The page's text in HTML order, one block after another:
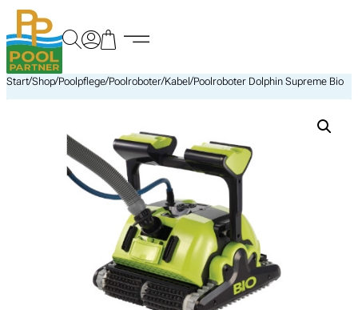
Zum
Inhalt
springen
Start/Shop/Poolpflege/Poolroboter/Kabel/Poolroboter Dolphin Supreme Bio